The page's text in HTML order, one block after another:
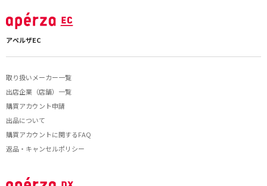
アペルザEC
取り扱いメーカー一覧
出店企業（店舗）一覧
購買アカウント申請
出品について
購買アカウントに関するFAQ
返品・キャンセルポリシー